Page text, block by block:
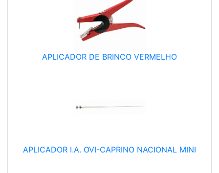
APLICADOR DE BRINCO VERMELHO
APLICADOR I.A. OVI-CAPRINO NACIONAL MINI